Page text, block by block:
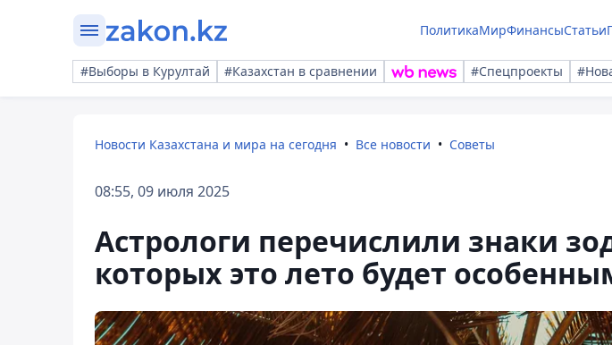
ПолитикаМирФинансыСтатьи
#Выборы в Курултай #Казахстан в сравнении #Спецпроекты
Новости Казахстана и мира на сегодня Все новости Советы
08:55, 09 июля 2025
Астрологи перечислили знаки
которых это лето будет